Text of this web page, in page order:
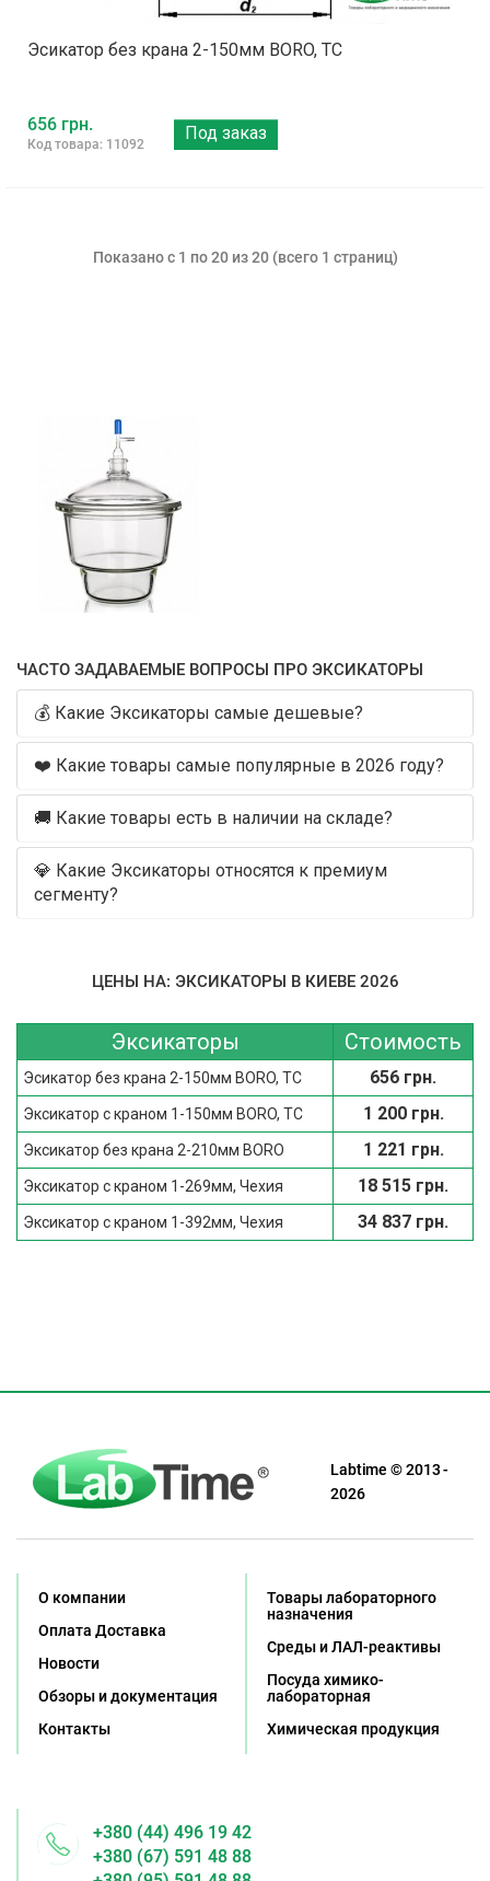
Эсикатор без крана 2-150мм BORO, ТС
656 грн.
Код товара: 11092
Под заказ
Показано с 1 по 20 из 20 (всего 1 страниц)
ЧАСТО ЗАДАВАЕМЫЕ ВОПРОСЫ ПРО ЭКСИКАТОРЫ
💰 Какие Эксикаторы самые дешевые?
❤️ Какие товары самые популярные в 2026 году?
🚚 Какие товары есть в наличии на складе?
💎 Какие Эксикаторы относятся к премиум
сегменту?
ЦЕНЫ НА: ЭКСИКАТОРЫ В КИЕВЕ 2026
Эксикаторы Стоимость
Эсикатор без крана 2-150мм BORO, ТС 656 грн.
Эксикатор с краном 1-150мм BORO, ТС 1 200 грн.
Эксикатор без крана 2-210мм BORO 1 221 грн.
Эксикатор с краном 1-269мм, Чехия 18 515 грн.
Эксикатор с краном 1-392мм, Чехия 34 837 грн.
Labtime © 2013 -
2026
О компании
Оплата Доставка
Новости
Обзоры и документация
Контакты
Товары лабораторного
назначения
Среды и ЛАЛ-реактивы
Посуда химико-
лабораторная
Химическая продукция
+380 (44) 496 19 42
+380 (67) 591 48 88